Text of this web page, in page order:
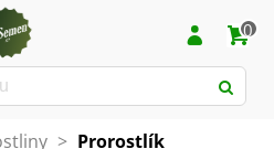
0
> Prorostlík